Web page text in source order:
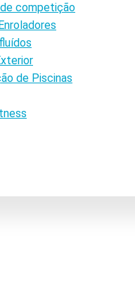
competição
de Piscinas